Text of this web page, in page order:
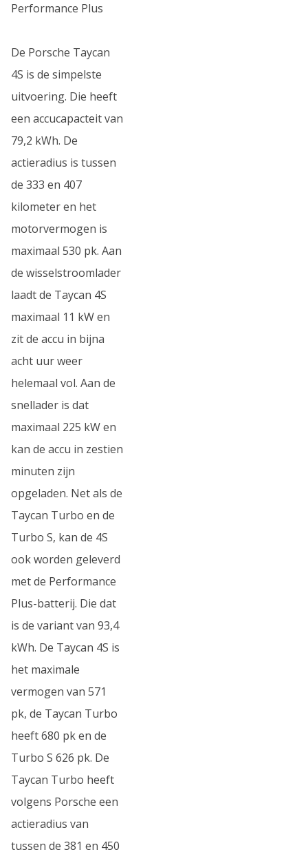
Performance Plus
De Porsche Taycan
4S is de simpelste
uitvoering. Die heeft
een accucapacteit van
79,2 kWh. De
actieradius is tussen
de 333 en 407
kilometer en het
motorvermogen is
maximaal 530 pk. Aan
de wisselstroomlader
laadt de Taycan 4S
maximaal 11 kW en
zit de accu in bijna
acht uur weer
helemaal vol. Aan de
snellader is dat
maximaal 225 kW en
kan de accu in zestien
minuten zijn
opgeladen. Net als de
Taycan Turbo en de
Turbo S, kan de 4S
ook worden geleverd
met de Performance
Plus-batterij. Die dat
is de variant van 93,4
kWh. De Taycan 4S is
het maximale
vermogen van 571
pk, de Taycan Turbo
heeft 680 pk en de
Turbo S 626 pk. De
Taycan Turbo heeft
volgens Porsche een
actieradius van
tussen de 381 en 450